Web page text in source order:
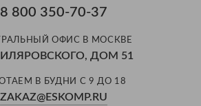
8 800 350-70-37
ОФИС В МОСКВЕ
ДОМ 51
В БУДНИ С 9 ДО 18
ZAKAZ@ESKOMP.RU